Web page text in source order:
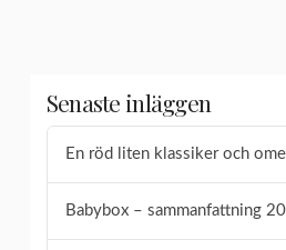
Senaste inläggen
En röd liten klassiker och
Babybox – sammanfattning